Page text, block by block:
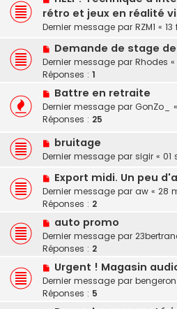
rétro et jeux en réalité
Dernier message par RZM1 « 13
Demande de stage
Dernier message par Rhodes «
Réponses : 1
Battre en retraite
Dernier message par GonZo_ «
Réponses : 25
bruitage
Dernier message par sigir « 01
Export midi. Un peu
Dernier message par aw « 28
Réponses : 2
auto promo
Dernier message par
Réponses : 2
Urgent ! Magasin
Dernier message par bengeron
Réponses : 5